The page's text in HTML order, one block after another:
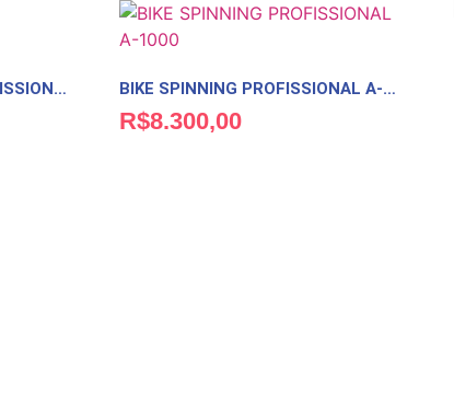
BICICLETA VERTICAL PROFISSIONAL A-2000 BIKE SPINNING PROFISSIONAL A-1000
R$8.300,00